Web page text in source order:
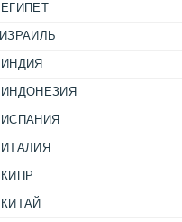
ЕГИПЕТ
ИЗРАИЛЬ
ИНДИЯ
ИНДОНЕЗИЯ
ИСПАНИЯ
ИТАЛИЯ
КИПР
КИТАЙ